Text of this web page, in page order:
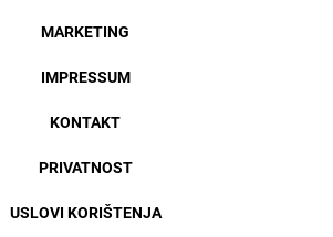
MARKETING
IMPRESSUM
KONTAKT
PRIVATNOST
USLOVI KORIŠTENJA